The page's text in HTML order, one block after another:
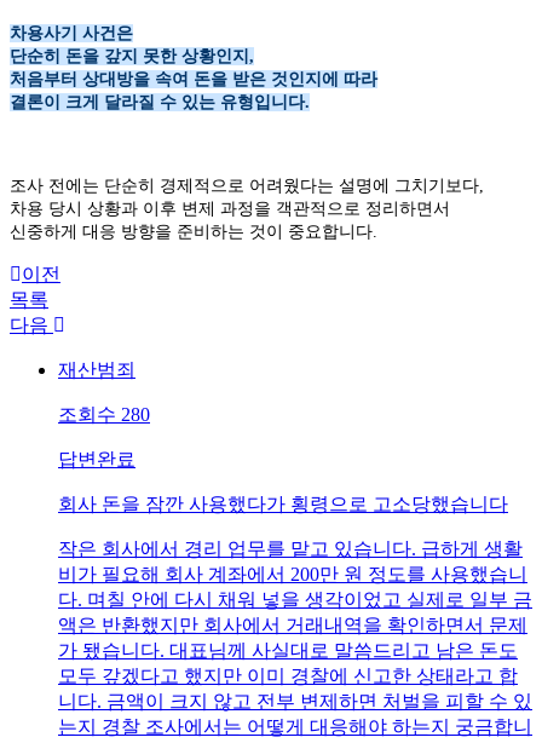
차용사기 사건은
단순히 돈을 갚지 못한 상황인지,
처음부터 상대방을 속여 돈을 받은 것인지에 따라
결론이 크게 달라질 수 있는 유형입니다.
조사 전에는 단순히 경제적으로 어려웠다는 설명에 그치기보다,
차용 당시 상황과 이후 변제 과정을 객관적으로 정리하면서
신중하게 대응 방향을 준비하는 것이 중요합니다.
이전
목록
다음
재산범죄
조회수 280
답변완료
회사 돈을 잠깐 사용했다가 횡령으로 고소당했습니다
작은 회사에서 경리 업무를 맡고 있습니다. 급하게 생활
비가 필요해 회사 계좌에서 200만 원 정도를 사용했습니
다. 며칠 안에 다시 채워 넣을 생각이었고 실제로 일부 금
액은 반환했지만 회사에서 거래내역을 확인하면서 문제
가 됐습니다. 대표님께 사실대로 말씀드리고 남은 돈도
모두 갚겠다고 했지만 이미 경찰에 신고한 상태라고 합
니다. 금액이 크지 않고 전부 변제하면 처벌을 피할 수 있
는지 경찰 조사에서는 어떻게 대응해야 하는지 궁금합니